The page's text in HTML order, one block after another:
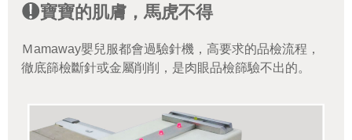
寶寶的肌膚，馬虎不得
Ｍamaway嬰兒服都會過驗針機，高要求的品檢流程，
徹底篩檢斷針或金屬削削，是肉眼品檢篩驗不出的。